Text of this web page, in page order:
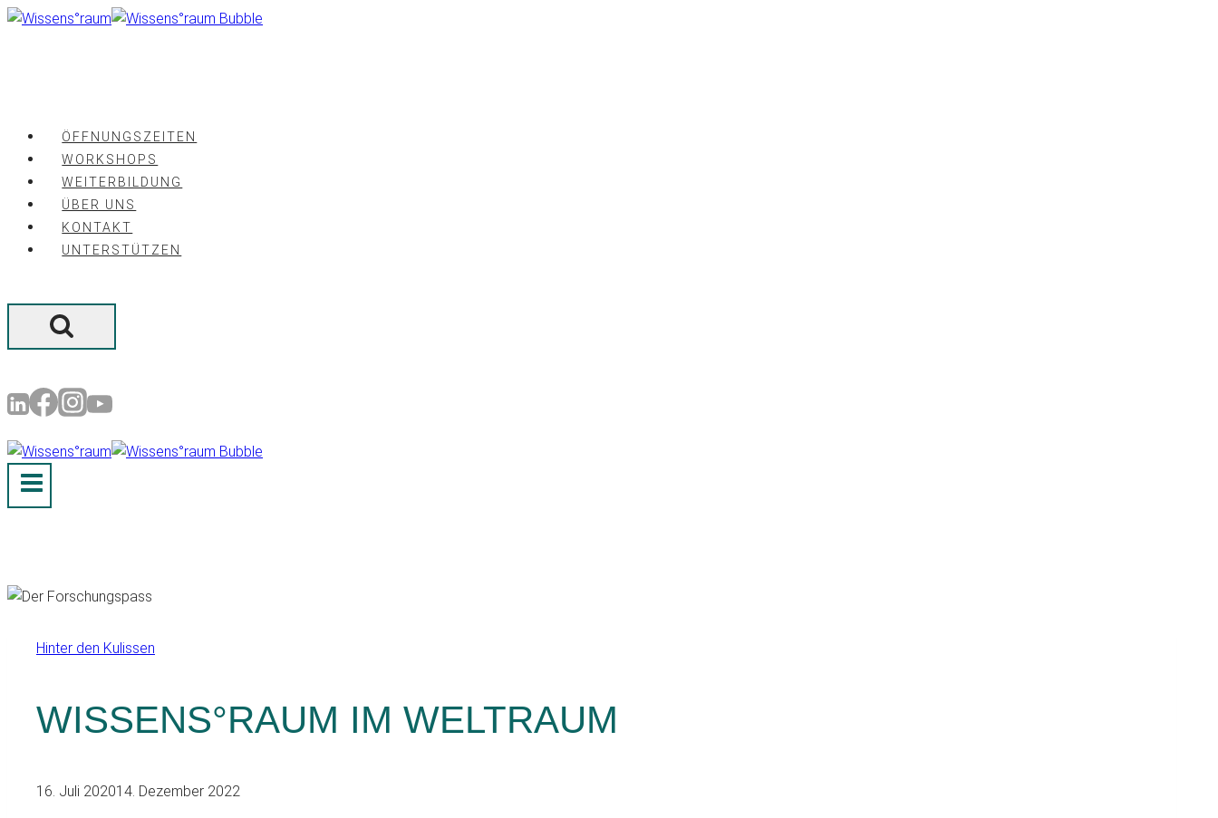
Zum
ÖFFNUNGSZEITEN
WORKSHOPS
WEITERBILDUNG
ÜBER UNS
KONTAKT
UNTERSTÜTZEN
Hinter den Kulissen
WISSENS°RAUM IM WELTRAUM
16. Juli 202014. Dezember 2022